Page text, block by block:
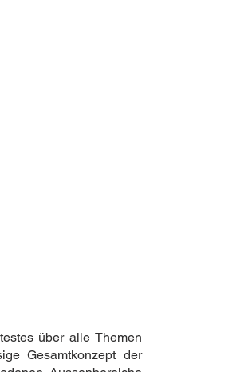
über alle Themen
Gesamtkonzept der